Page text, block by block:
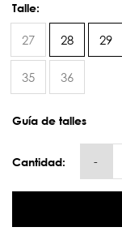
Talle:
27 28 29
35 36
Guía de talles
Cantidad: -